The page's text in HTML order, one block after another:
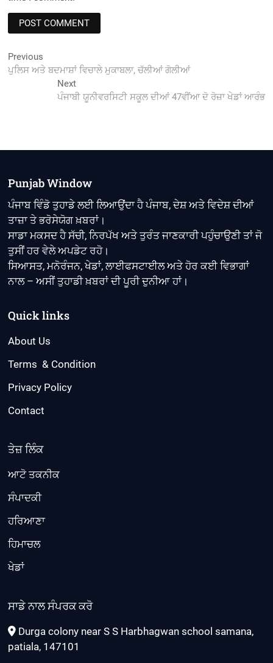
Post
navigation
Previous
post:
ਪੁਲਿਸ ਅਤੇ ਬਦਮਾਸ਼ਾਂ ਵਿਚਾਲੇ ਮੁਕਾਬਲਾ, ਚੱਲੀਆਂ ਗੋਲੀਆਂ
NextNext
post:
ਪੰਜਾਬੀ ਯੂਨੀਵਰਸਿਟੀ ਸਕੂਲ ਦੀਆਂ 47ਵੀਂਆ ਦੋ ਰੋਜ਼ਾ ਖੇਡਾਂ ਆਰੰਭ
Punjab Window
ਪੰਜਾਬ ਵਿੰਡੋ ਤੁਹਾਡੇ ਲਈ ਲਿਆਉਂਦਾ ਹੈ ਪੰਜਾਬ, ਦੇਸ਼ ਅਤੇ ਵਿਦੇਸ਼ ਦੀਆਂ
ਤਾਜ਼ਾ ਤੇ ਭਰੋਸੇਯੋਗ ਖ਼ਬਰਾਂ।
ਸਾਡਾ ਮਕਸਦ ਹੈ ਸੱਚੀ, ਨਿਰਪੱਖ ਅਤੇ ਤੁਰੰਤ ਜਾਣਕਾਰੀ ਪਹੁੰਚਾਉਣੀ ਤਾਂ ਜੋ
ਤੁਸੀਂ ਹਰ ਵੇਲੇ ਅਪਡੇਟ ਰਹੋ।
ਸਿਆਸਤ, ਮਨੋਰੰਜਨ, ਖੇਡਾਂ, ਲਾਈਫਸਟਾਈਲ ਅਤੇ ਹੋਰ ਕਈ ਵਿਭਾਗਾਂ
ਨਾਲ – ਅਸੀਂ ਤੁਹਾਡੀ ਖ਼ਬਰਾਂ ਦੀ ਪੂਰੀ ਦੁਨੀਆ ਹਾਂ।
Quick links
About Us
Terms & Condition
Privacy Policy
Contact
ਤੇਜ਼ ਲਿੰਕ
ਆਟੋ ਤਕਨੀਕ
ਸੰਪਾਦਕੀ
ਹਰਿਆਣਾ
ਹਿਮਾਚਲ
ਖੇਡਾਂ
ਸਾਡੇ ਨਾਲ ਸੰਪਰਕ ਕਰੋ
Durga colony near S S Harbhagwan school samana,
patiala, 147101